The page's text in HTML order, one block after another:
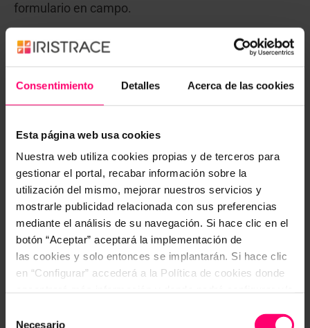
Consentimiento Detalles Acerca de las cookies
Esta página web usa cookies
Nuestra web utiliza cookies propias y de terceros para
gestionar el portal, recabar información sobre la
utilización del mismo, mejorar nuestros servicios y
mostrarle publicidad relacionada con sus preferencias
mediante el análisis de su navegación. Si hace clic en el
botón “Aceptar” aceptará la implementación de
las cookies y solo entonces se implantarán. Si hace clic
en “Configurar” accederá a la Política de cookies donde
activo hasta que ejecute alguna de estas dos opciones:
Necesario
formulario en campo.
El gerente general lo expresó así: «Antes, para
saber cómo iba el día, tenía que preguntar. Ahora
abro una pantalla y lo sé.»
Cuando presentaron a su mayor cliente —el grupo
cumplimiento de servicio en tiempo real, con
evidencia fotográfica de cada inspección y
métricas de asistencia al minuto, la reacción fue
inmediata: «Esto es exactamente lo que
necesitábamos.»
Ese año sí trajeron algo nuevo a la mesa.